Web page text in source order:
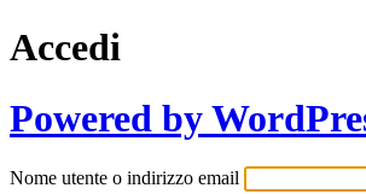
Accedi
Powered by
Nome utente o indirizzo email